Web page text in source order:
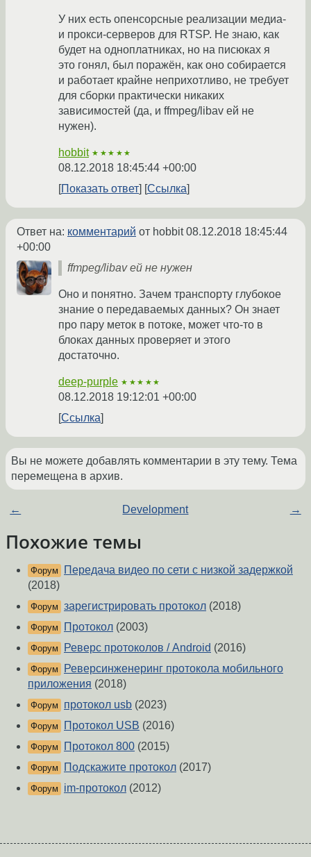
У них есть опенсорсные реализации медиа-
и прокси-серверов для RTSP. Не знаю, как
будет на одноплатниках, но на писюках я
это гонял, был поражён, как оно собирается
и работает крайне неприхотливо, не требует
для сборки практически никаких
зависимостей (да, и ffmpeg/libav ей не
нужен).
hobbit ★★★★★
08.12.2018 18:45:44 +00:00
Показать ответ
Ссылка
Ответ на: комментарий от hobbit08.12.2018 18:45:44
+00:00
ffmpeg/libav ей не нужен
Оно и понятно. Зачем транспорту глубокое
знание о передаваемых данных? Он знает
про пару меток в потоке, может что-то в
блоках данных проверяет и этого
достаточно.
deep-purple ★★★★★
08.12.2018 19:12:01 +00:00
Ссылка
Вы не можете добавлять комментарии в эту тему. Тема
перемещена в архив.
← Development →
Похожие темы
Форум
Передача видео по сети с низкой задержкой
(2018)
Форум зарегистрировать протокол (2018)
Форум Протокол (2003)
Форум Реверс протоколов / Android (2016)
Форум
Реверсинженеринг протокола мобильного
приложения (2018)
Форум протокол usb (2023)
Форум Протокол USB (2016)
Форум Протокол 800 (2015)
Форум Подскажите протокол (2017)
Форум im-протокол (2012)